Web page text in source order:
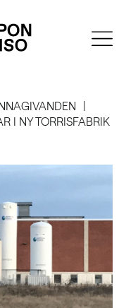
I NY TORRISFABRIK